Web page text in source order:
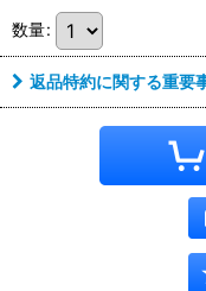
数量:
返品特約に関する重要